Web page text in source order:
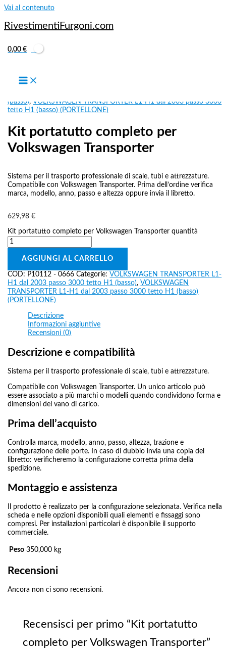
Vai al contenuto
RivestimentiFurgoni.com
0,00€
(basso), VOLKSWAGEN TRANSPORTER L1-H1 dal 2003 passo 3000
tetto H1 (basso) (PORTELLONE)
Kit portatutto completo per
Volkswagen Transporter
629,98€
Sistema per il trasporto professionale di scale, tubi e attrezzature.
Compatibile con Volkswagen Transporter. Prima dell’ordine verifica
marca, modello, anno, passo e altezza oppure invia il libretto.
Kit portatutto completo per Volkswagen Transporter quantità
AGGIUNGI AL CARRELLO
COD: P10112 - 0666 Categorie: VOLKSWAGEN TRANSPORTER L1-
H1 dal 2003 passo 3000 tetto H1 (basso), VOLKSWAGEN
TRANSPORTER L1-H1 dal 2003 passo 3000 tetto H1 (basso)
(PORTELLONE)
Descrizione
Informazioni aggiuntive
Recensioni (0)
Descrizione e compatibilità
Sistema per il trasporto professionale di scale, tubi e attrezzature.
Compatibile con Volkswagen Transporter. Un unico articolo può
essere associato a più marchi o modelli quando condividono forma e
dimensioni del vano di carico.
Prima dell’acquisto
Controlla marca, modello, anno, passo, altezza, trazione e
configurazione delle porte. In caso di dubbio invia una copia del
libretto: verificheremo la configurazione corretta prima della
spedizione.
Montaggio e assistenza
Il prodotto è realizzato per la configurazione selezionata. Verifica nella
scheda e nelle opzioni disponibili quali elementi e fissaggi sono
compresi. Per installazioni particolari è disponibile il supporto
commerciale.
Peso 350,000 kg
Recensioni
Ancora non ci sono recensioni.
Recensisci per primo “Kit portatutto
completo per Volkswagen Transporter”